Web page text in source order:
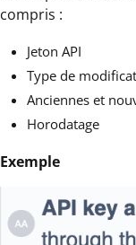
compris :
Jeton API
Type de
Anciennes et
Horodatage
Exemple